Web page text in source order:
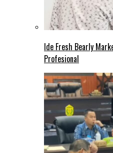
Ide Fresh Bearly
Profesional